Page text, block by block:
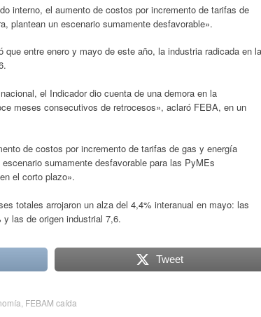
interno, el aumento de costos por incremento de tarifas de
plantean un escenario sumamente desfavorable».
entre enero y mayo de este año, la industria radicada en la
el Indicador dio cuenta de una demora en la
meses consecutivos de retrocesos», aclaró FEBA, en un
de costos por incremento de tarifas de gas y energía
sumamente desfavorable para las PyMEs
el corto plazo».
totales arrojaron un alza del 4,4% interanual en mayo: las
y las de origen industrial 7,6.
Tweet
FEBAM caída